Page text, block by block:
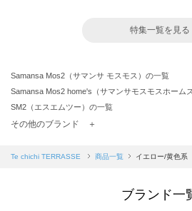
特集一覧を見る
Samansa Mos2（サマンサ モスモス）の一覧
Samansa Mos2 home's（サマンサモスモスホーム
SM2（エスエムツー）の一覧
TSUHARU by Samansa Mos2（ツハルバイサマン
Samansa Mos2 blue（サマンサモスモス ブルー）の
その他のブランド ＋
Te chichi TERRASSE 商品一覧 イエロー/黄色系
ブランド一